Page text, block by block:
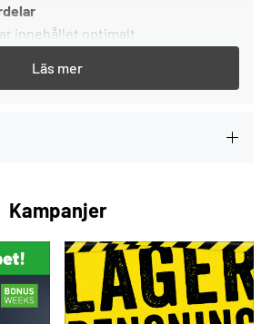
innehållet optimalt
skyddar allt innehåll
Kampanjer